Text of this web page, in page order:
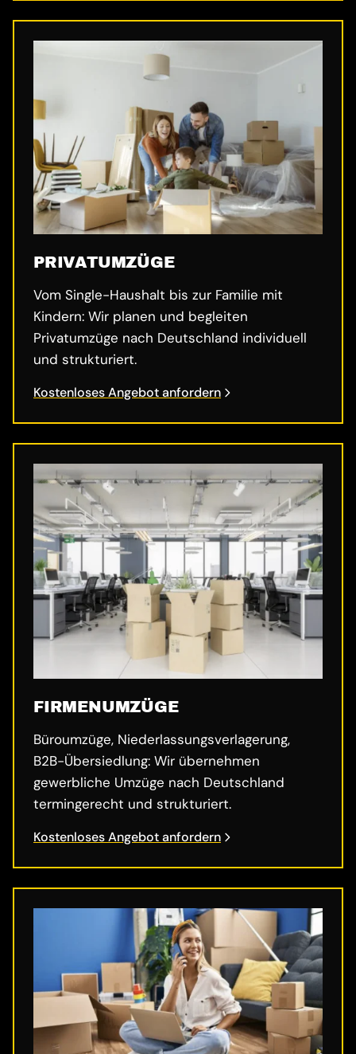
PRIVATUMZÜGE
Vom Single-Haushalt bis zur Familie mit
Kindern: Wir planen und begleiten
Privatumzüge nach Deutschland individuell
und strukturiert.
Kostenloses Angebot anfordern
FIRMENUMZÜGE
Büroumzüge, Niederlassungsverlagerung,
B2B-Übersiedlung: Wir übernehmen
gewerbliche Umzüge nach Deutschland
termingerecht und strukturiert.
Kostenloses Angebot anfordern